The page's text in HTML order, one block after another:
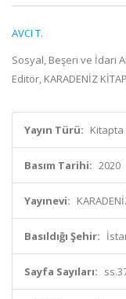
AVCI T.
Sosyal, Beşeri ve İdari
Editör, KARADENİZ
Yayın Türü:
Basım Tarihi: 2020
Yayınevi:
Basıldığı Şehir:
Sayfa Sayıları: